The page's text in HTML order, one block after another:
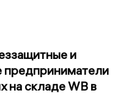
и
предприниматели
на складе WB в